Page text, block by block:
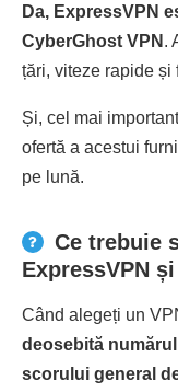
Da, ExpressVPN
CyberGhost VPN .
țări, viteze rapide și
Și, cel mai
ofertă a acestui
pe lună.
Ce trebuie
ExpressVPN
Când alegeți un
deosebită
scorului general